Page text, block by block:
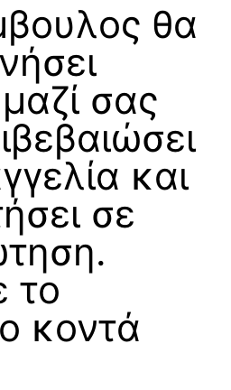
θα
σας
και
σε
το
κοντά